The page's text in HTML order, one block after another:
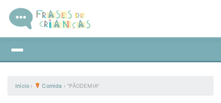
Início › Comida › "PÃODEMIA"